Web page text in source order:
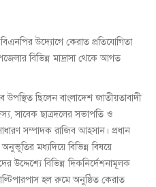
উদ্যোগে কেরাত প্রতিযোগিতা
বিভিন্ন মাদ্রাসা থেকে আগত
উপস্থিত ছিলেন বাংলাদেশ জাতীয়তাবাদী
সাবেক ছাত্রদলের সভাপতি ও
সম্পাদক রাজিব আহসান। প্রধান
মধ্যদিয়ে বিভিন্ন বিষয়ে
উদ্দেশ্যে বিভিন্ন দিকনির্দেশনামূলক
হল রুমে অনুষ্ঠিত কেরাত